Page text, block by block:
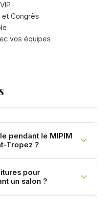
et Congrès
vos équipes
pendant le MIPIM
Tropez ?
spécifiquement
plusieurs semaines à
pour
un salon ?